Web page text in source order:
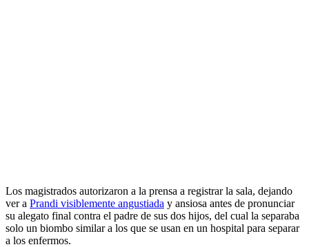
Los magistrados autorizaron a la prensa a registrar la sala, dejando
ver a Prandi visiblemente angustiada y ansiosa antes de pronunciar
su alegato final contra el padre de sus dos hijos, del cual la separaba
solo un biombo similar a los que se usan en un hospital para separar
a los enfermos.